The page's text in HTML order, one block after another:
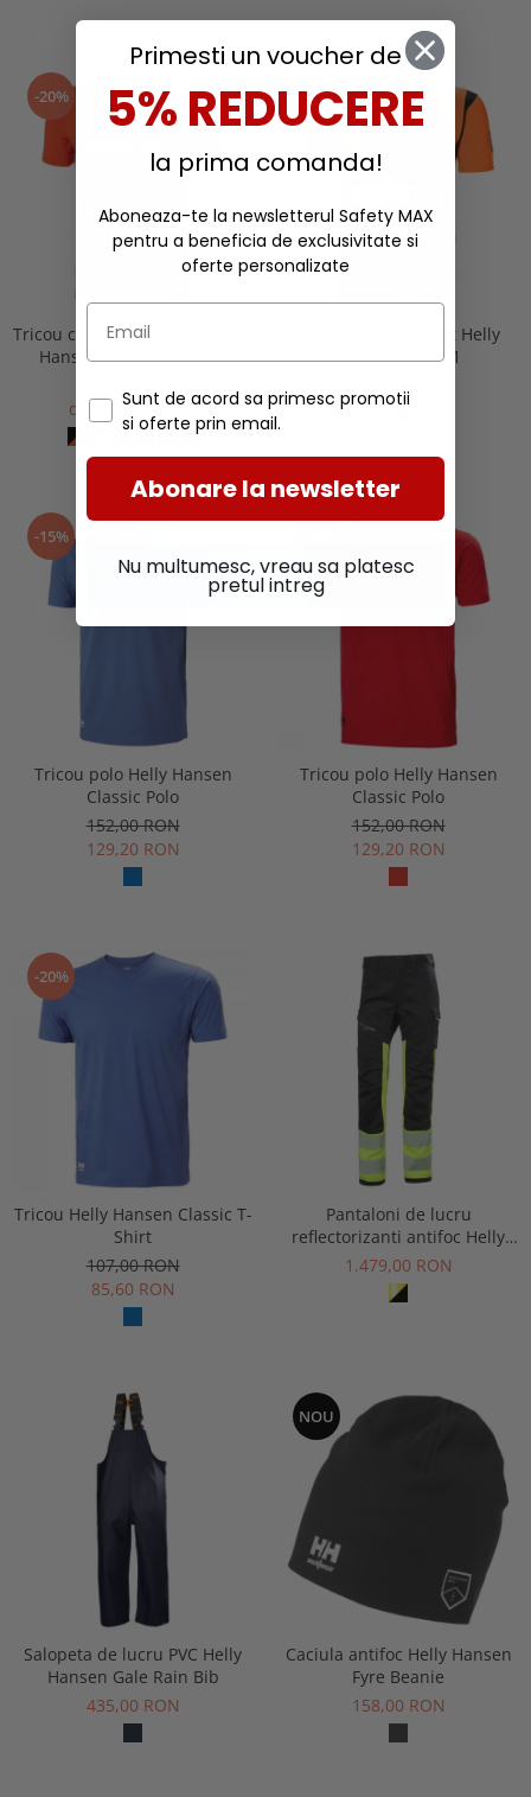
-20%
Tricou cu maneca scurta Helly
Hansen HHWW Graphic
de la 90,40 RON
Tricou reflectorizant Helly
Hansen ICU CL1
-15%
Tricou polo Helly Hansen
Classic Polo
152,00 RON
129,20 RON
Tricou polo Helly Hansen
Classic Polo
152,00 RON
129,20 RON
-20%
Tricou Helly Hansen Classic T-
Shirt
107,00 RON
85,60 RON
Pantaloni de lucru
reflectorizanti antifoc Helly
Hansen Fyre Work Pant CL1
1.479,00 RON
Salopeta de lucru PVC Helly
Hansen Gale Rain Bib
435,00 RON
NOU
Caciula antifoc Helly Hansen
Fyre Beanie
158,00 RON
Primesti un voucher de
5% REDUCERE
la prima comanda!
Aboneaza-te la newsletterul Safety MAX
pentru a beneficia de exclusivitate si
oferte personalizate
Sunt de acord sa primesc promotii
si oferte prin email.
Abonare la newsletter
Nu multumesc, vreau sa platesc
pretul intreg